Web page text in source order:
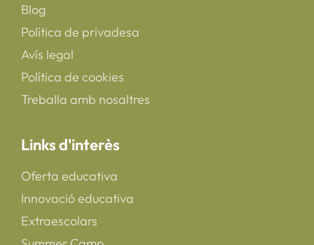
Blog
Política de privadesa
Avís legal
Política de cookies
Treballa amb nosaltres
Links d'interès
Oferta educativa
Innovació educativa
Extraescolars